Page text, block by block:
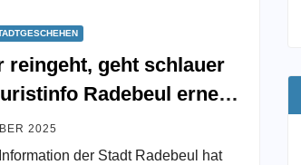
reingeht, geht schlauer
Radebeul erneut
2025
der Stadt Radebeul hat